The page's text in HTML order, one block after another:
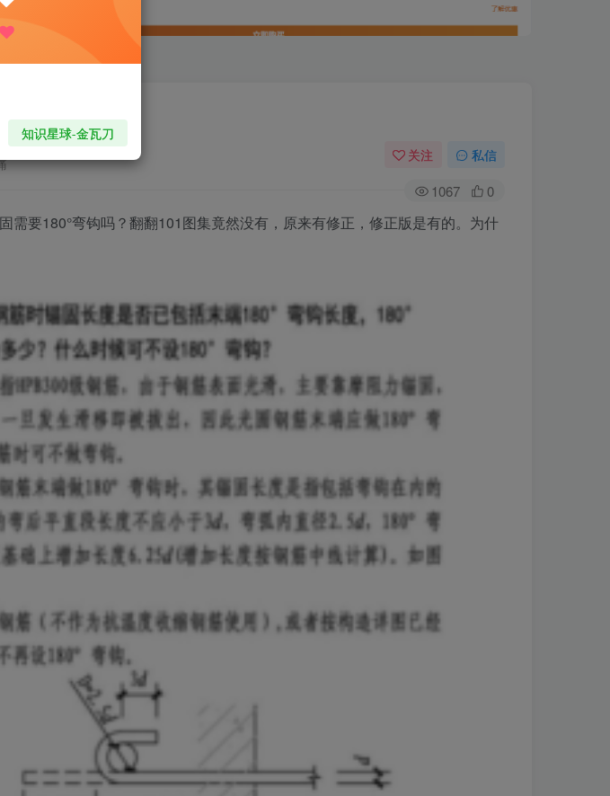
弯钩
关注 私信
1067 0
需要180°弯钩吗？翻翻101图集竟然没有，原来有修正，修正版是有的。为什
知识星球-金瓦刀